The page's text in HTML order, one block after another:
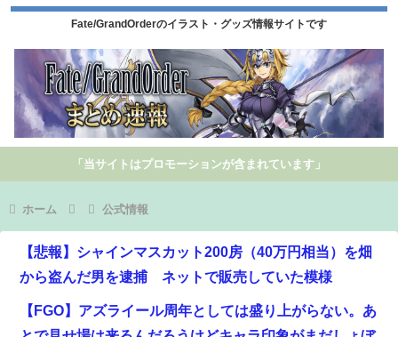
Fate/GrandOrderのイラスト・グッズ情報サイトです
「当サイトはプロモーションが含まれています」
ホーム 公式情報
【悲報】シャインマスカット200房（40万円相当）を畑
から盗んだ男を逮捕 ネットで販売していた模様
【FGO】アズライール周年としては盛り上がらない。あ